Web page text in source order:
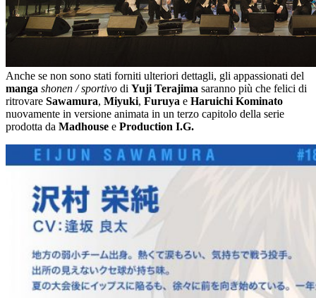
Anche se non sono stati forniti ulteriori dettagli, gli appassionati del
manga shonen / sportivo di Yuji Terajima saranno più che felici di
ritrovare Sawamura, Miyuki, Furuya e Haruichi Kominato
nuovamente in versione animata in un terzo capitolo della serie
prodotta da Madhouse e Production I.G.